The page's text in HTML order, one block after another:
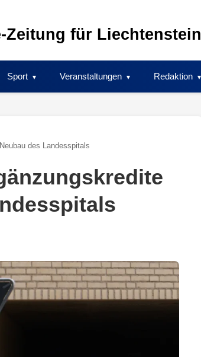
Zeitung für Liechtenstein
Sport Veranstaltungen Redaktion
des Landesspitals